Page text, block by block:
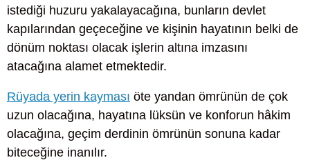
istediği huzuru yakalayacağına, bunların devlet
kapılarından geçeceğine ve kişinin hayatının belki de
dönüm noktası olacak işlerin altına imzasını
atacağına alamet etmektedir.
Rüyada yerin kayması öte yandan ömrünün de çok
uzun olacağına, hayatına lüksün ve konforun hâkim
olacağına, geçim derdinin ömrünün sonuna kadar
biteceğine inanılır.